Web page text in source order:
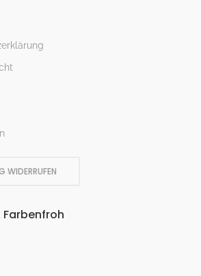
WIDERRUFEN
Farbenfroh